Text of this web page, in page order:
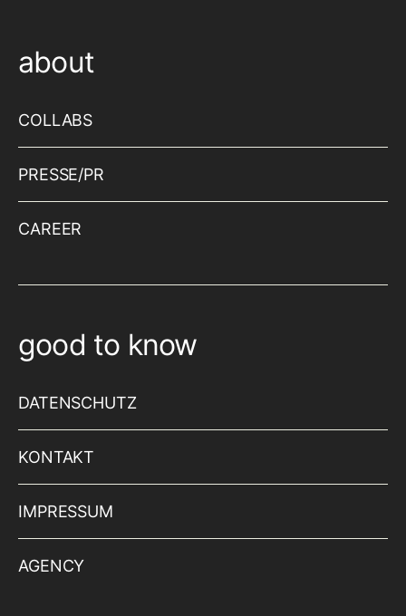
about
COLLABS
PRESSE/PR
CAREER
good to know
DATENSCHUTZ
KONTAKT
IMPRESSUM
AGENCY